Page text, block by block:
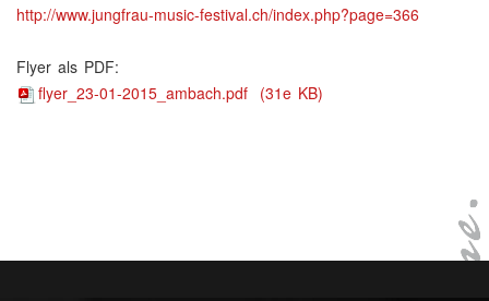
http://www.jungfrau-music-festival.ch/index.php?page=366
Flyer als PDF:
flyer_23-01-2015_ambach.pdf (31e KB)